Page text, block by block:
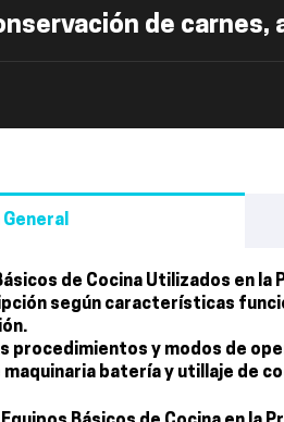
de carnes,
de Cocina Utilizados en
según características
procedimientos y modos de
batería y utillaje de